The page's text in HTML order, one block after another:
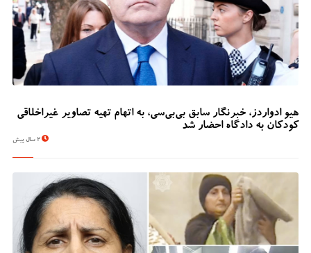
هیو ادواردز، خبرنگار سابق بی‌بی‌سی، به اتهام تهیه تصاویر غیراخلاقی
کودکان به دادگاه احضار شد
2 سال پیش